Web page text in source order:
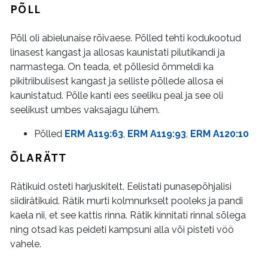
PÕLL
Põll oli abielunaise rõivaese. Põlled tehti kodukootud
linasest kangast ja allosas kaunistati pilutikandi ja
narmastega. On teada, et põllesid õmmeldi ka
pikitriibulisest kangast ja selliste põllede allosa ei
kaunistatud. Põlle kanti ees seeliku peal ja see oli
seelikust umbes vaksajagu lühem.
Põlled ERM A119:63, ERM A119:93, ERM A120:10
ÕLARÄTT
Rätikuid osteti harjuskitelt. Eelistati punasepõhjalisi
siidirätikuid. Rätik murti kolmnurkselt pooleks ja pandi
kaela nii, et see kattis rinna. Rätik kinnitati rinnal sõlega
ning otsad kas peideti kampsuni alla või pisteti vöö
vahele.